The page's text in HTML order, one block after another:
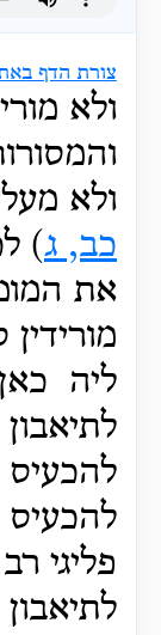
צורת הדף
ולא
ולא
כב, ג)
את
ליה
להכעיס
להכעיס
פליגי